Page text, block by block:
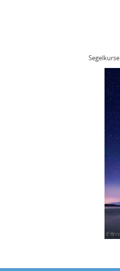
Segelkurse